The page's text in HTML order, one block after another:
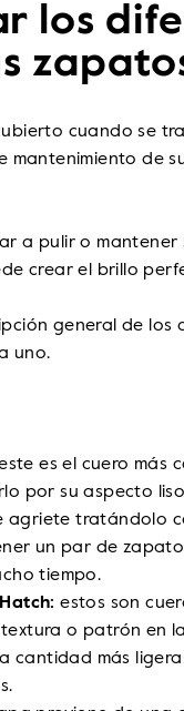
los
cuando se
mantenimiento de
a pulir o
crear el brillo
general de
uno.
es el cuero más
por su aspecto
agriete tratándolo
un par de
tiempo.
estos son
o patrón en
cantidad más